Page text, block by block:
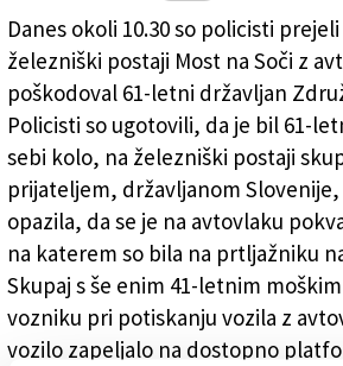
Reševalno vozilo, fotografija je
Danes okoli 10.30 so policisti
železniški postaji Most na Soči z
poškodoval 61-letni državljan
Policisti so ugotovili, da je bil 61-
sebi kolo, na železniški postaji
prijateljem, državljanom
opazila, da se je na avtovlaku
na katerem so bila na prtljažniku
Skupaj s še enim 41-letnim
vozniku pri potiskanju vozila z
vozilo zapeljalo na dostopno